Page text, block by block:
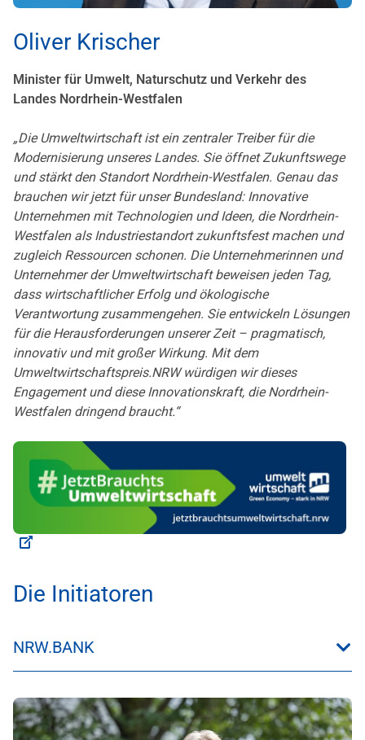
Oliver Krischer
Minister für Umwelt, Naturschutz und Verkehr des
Landes Nordrhein-Westfalen
„Die Umweltwirtschaft ist ein zentraler Treiber für die
Modernisierung unseres Landes. Sie öffnet Zukunftswege
und stärkt den Standort Nordrhein-Westfalen. Genau das
brauchen wir jetzt für unser Bundesland: Innovative
Unternehmen mit Technologien und Ideen, die Nordrhein-
Westfalen als Industriestandort zukunftsfest machen und
zugleich Ressourcen schonen. Die Unternehmerinnen und
Unternehmer der Umweltwirtschaft beweisen jeden Tag,
dass wirtschaftlicher Erfolg und ökologische
Verantwortung zusammengehen. Sie entwickeln Lösungen
für die Herausforderungen unserer Zeit – pragmatisch,
innovativ und mit großer Wirkung. Mit dem
Umweltwirtschaftspreis.NRW würdigen wir dieses
Engagement und diese Innovationskraft, die Nordrhein-
Westfalen dringend braucht.“
Die Initiatoren
NRW.BANK